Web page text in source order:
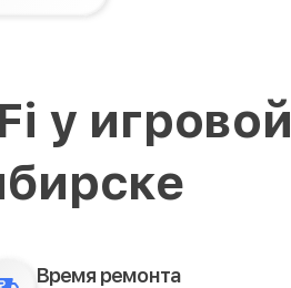
у игровой
Время ремонта